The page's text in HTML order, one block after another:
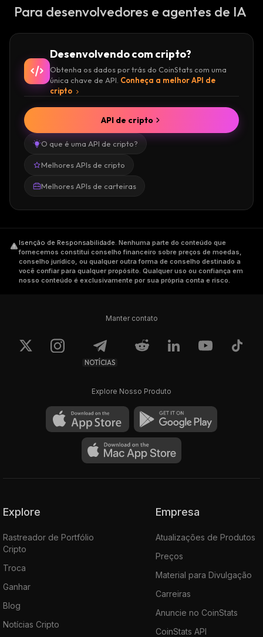
Para desenvolvedores e agentes de IA
Desenvolvendo com cripto?
Obtenha os dados por trás do CoinStats com uma
única chave de API. Conheça a melhor API de
cripto
O que é uma API de cripto?
Melhores APIs de cripto
Melhores APIs de carteiras
API de cripto
Isenção de Responsabilidade. Nenhuma parte do conteúdo que
fornecemos constitui conselho financeiro sobre preços de moedas,
conselho jurídico, ou qualquer outra forma de conselho destinado a
você confiar para qualquer propósito. Qualquer uso ou confiança em
nosso conteúdo é exclusivamente por sua própria conta e risco.
Manter contato
NOTÍCIAS
Explore Nosso Produto
Explore
Rastreador de Portfólio
Cripto
Troca
Ganhar
Blog
Notícias Cripto
Empresa
Atualizações de Produtos
Preços
Material para Divulgação
Carreiras
Anuncie no CoinStats
CoinStats API